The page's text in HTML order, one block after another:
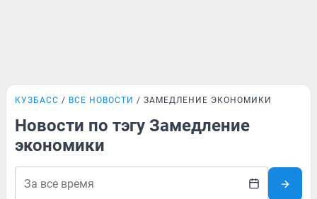
КУЗБАСС ВСЕ НОВОСТИ ЗАМЕДЛЕНИЕ ЭКОНОМИКИ
Новости по тэгу Замедление
экономики